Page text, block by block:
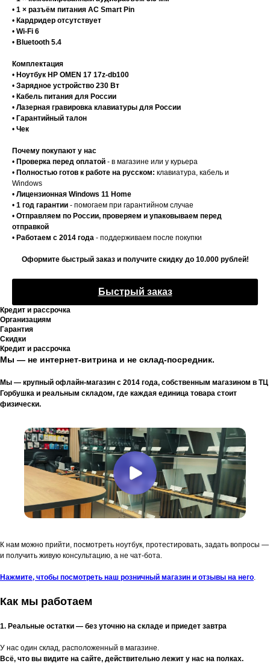
• 1 × разъём питания AC Smart Pin
• Кардридер отсутствует
• Wi-Fi 6
• Bluetooth 5.4
Комплектация
• Ноутбук HP OMEN 17 17z-db100
• Зарядное устройство 230 Вт
• Кабель питания для России
• Лазерная гравировка клавиатуры для России
• Гарантийный талон
• Чек
Почему покупают у нас
• Проверка перед оплатой - в магазине или у курьера
• Полностью готов к работе на русском: клавиатура, кабель и
Windows
• Лицензионная Windows 11 Home
• 1 год гарантии - помогаем при гарантийном случае
• Отправляем по России, проверяем и упаковываем перед
отправкой
• Работаем с 2014 года - поддерживаем после покупки
Оформите быстрый заказ и получите скидку до 10.000 рублей!
Быстрый заказ
Кредит и рассрочка
Организациям
Гарантия
Скидки
Кредит и рассрочка
Мы — не интернет-витрина и не склад-посредник.
Мы — крупный офлайн-магазин с 2014 года, собственным магазином в ТЦ
Горбушка и реальным складом, где каждая единица товара стоит
физически.
К нам можно прийти, посмотреть ноутбук, протестировать, задать вопросы —
и получить живую консультацию, а не чат-бота.
Нажмите, чтобы посмотреть наш розничный магазин и отзывы на него.
Как мы работаем
1. Реальные остатки — без уточню на складе и приедет завтра
У нас один склад, расположенный в магазине.
Всё, что вы видите на сайте, действительно лежит у нас на полках.